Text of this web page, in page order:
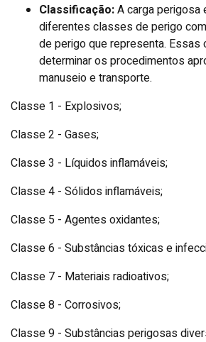
Classificação:A carga
diferentes classes de perigo
de perigo que representa. Essas
determinar os procedimentos
manuseio e transporte.
Classe 1 - Explosivos;
Classe 2 - Gases;
Classe 3 - Líquidos inflamáveis;
Classe 4 - Sólidos inflamáveis;
Classe 5 - Agentes oxidantes;
Classe 6 - Substâncias tóxicas e
Classe 7 - Materiais radioativos;
Classe 8 - Corrosivos;
Classe 9 - Substâncias perigosas